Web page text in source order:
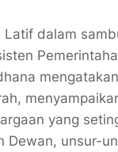
Latif dalam
yang
Dewan, unsur-